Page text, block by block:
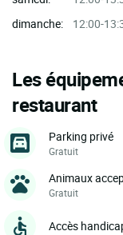
dimanche:
12:00-
Les
restaurant
Parking privé
Gratuit
Animaux
Gratuit
Accès